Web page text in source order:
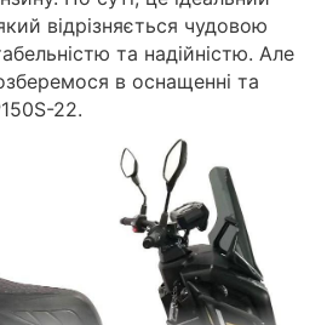
відрізняється чудовою
та надійністю. Але
в оснащенні та
22.